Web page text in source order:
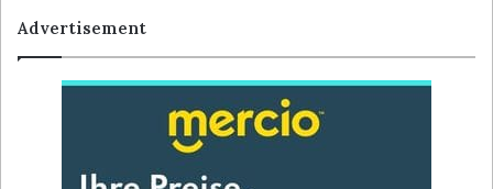
Advertisement